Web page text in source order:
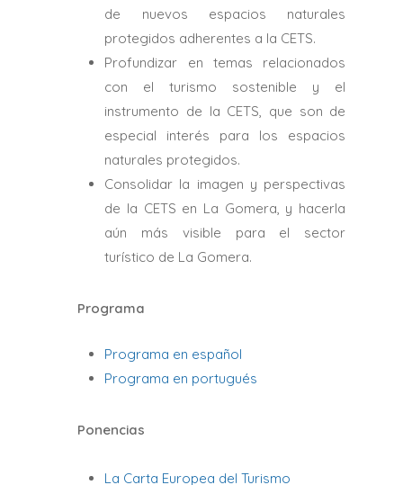
de nuevos espacios naturales
protegidos adherentes a la CETS.
Profundizar en temas relacionados
con el turismo sostenible y el
instrumento de la CETS, que son de
especial interés para los espacios
naturales protegidos.
Consolidar la imagen y perspectivas
de la CETS en La Gomera, y hacerla
aún más visible para el sector
turístico de La Gomera.
Programa
Programa en español
Programa en portugués
Ponencias
La Carta Europea del Turismo